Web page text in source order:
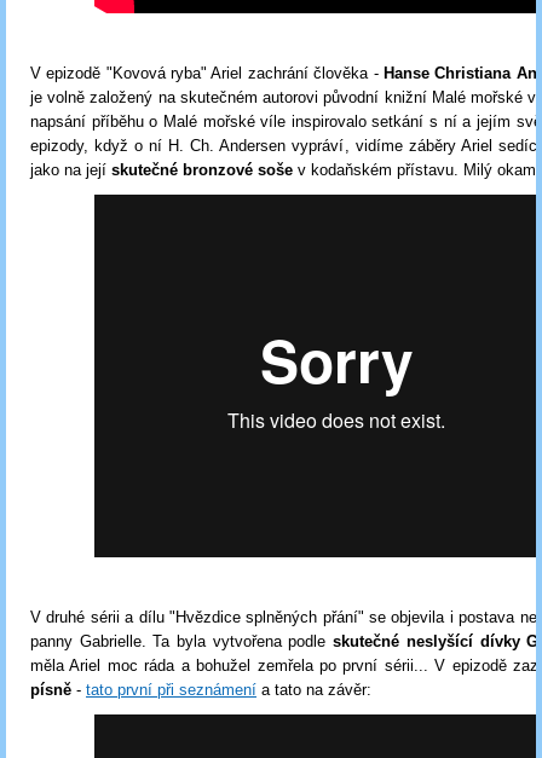
V epizodě "Kovová ryba" Ariel zachrání člověka - Hanse Christiana
je volně založený na skutečném autorovi původní knižní Malé mořské
napsání příběhu o Malé mořské víle inspirovalo setkání s ní a jejím
epizody, když o ní H. Ch. Andersen vypráví, vidíme záběry Ariel
jako na její skutečné bronzové soše v kodaňském přístavu. Milý
V druhé sérii a dílu "Hvězdice splněných přání" se objevila i postava
panny Gabrielle. Ta byla vytvořena podleskutečné neslyšící dívky
měla Ariel moc ráda a bohužel zemřela po první sérii... V epizodě
písně - tato první při seznámení a tato na závěr: